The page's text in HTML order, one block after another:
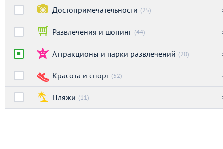
Достопримечательности (25)
Развлечения и шопинг (44)
Аттракционы и парки развлечений (20)
Красота и спорт (52)
Пляжи (11)